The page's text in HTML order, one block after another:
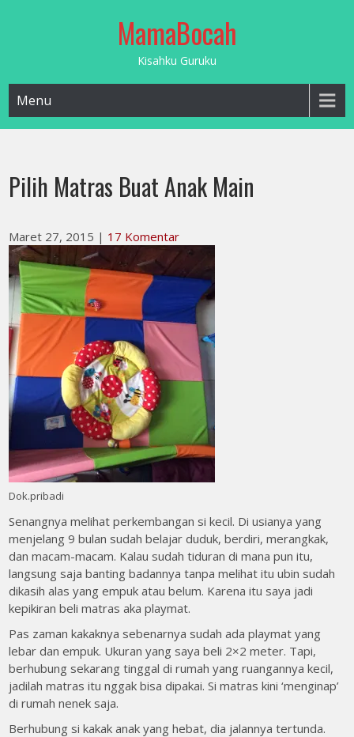
MamaBocah
Kisahku Guruku
Menu
Pilih Matras Buat Anak Main
Maret 27, 2015 | 17 Komentar
Dok.pribadi
Senangnya melihat perkembangan si kecil. Di usianya yang
menjelang 9 bulan sudah belajar duduk, berdiri, merangkak,
dan macam-macam. Kalau sudah tiduran di mana pun itu,
langsung saja banting badannya tanpa melihat itu ubin sudah
dikasih alas yang empuk atau belum. Karena itu saya jadi
kepikiran beli matras aka playmat.
Pas zaman kakaknya sebenarnya sudah ada playmat yang
lebar dan empuk. Ukuran yang saya beli 2×2 meter. Tapi,
berhubung sekarang tinggal di rumah yang ruangannya kecil,
jadilah matras itu nggak bisa dipakai. Si matras kini ‘menginap’
di rumah nenek saja.
Berhubung si kakak anak yang hebat, dia jalannya tertunda.